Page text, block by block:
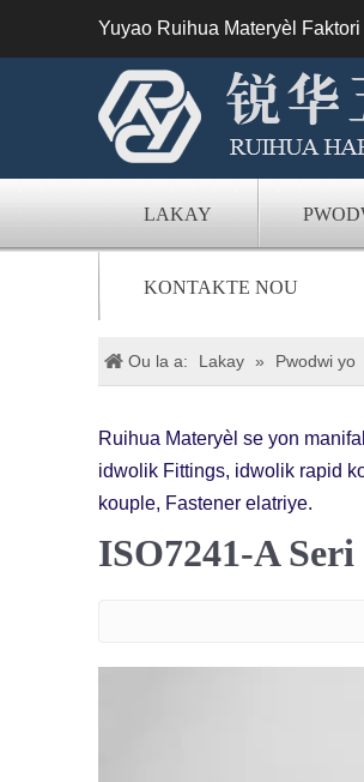
Yuyao Ruihua Materyèl Faktori
LAKAY
KONTAKTE NOU
Ou la a: Lakay » Pwodwi yo
Ruihua Materyèl se yon
idwolik Fittings, idwolik rapid
kouple, Fastener elatriye.
ISO7241-A Seri